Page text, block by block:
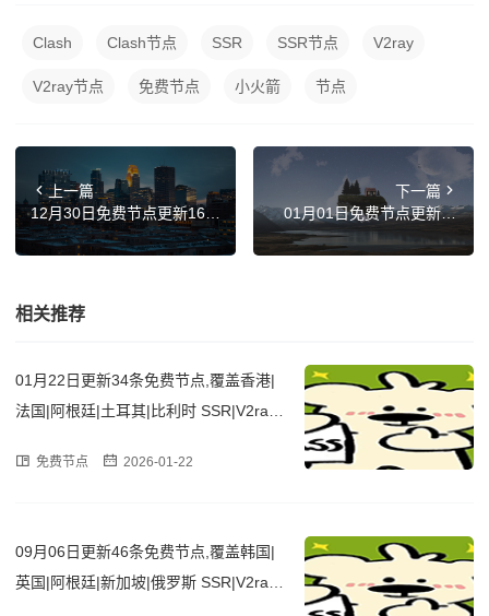
Clash Clash节点 SSR SSR节点 V2ray
V2ray节点 免费节点 小火箭 节点
上一篇
12月30日免费节点更新16
条，最新高速SSR/Clash/Sh
adowrocket/V2ray订阅链接
下一篇
01月01日免费节点更新26
条，最新高速SSR/Clash/Sh
adowrocket/V2ray订阅链接
相关推荐
01月22日更新34条免费节点,覆盖香港|
法国|阿根廷|土耳其|比利时 SSR|V2ray|
免费节点 2026-01-22
09月06日更新46条免费节点,覆盖韩国|
英国|阿根廷|新加坡|俄罗斯 SSR|V2ray|